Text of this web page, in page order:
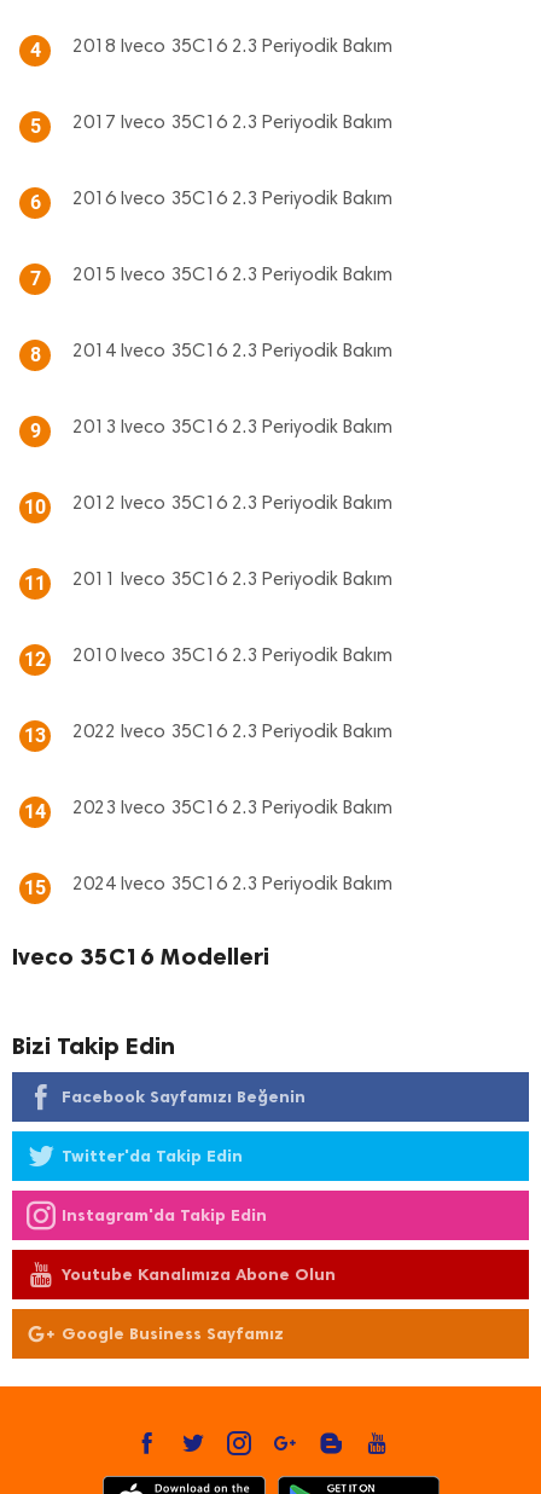
4 2018 Iveco 35C16 2.3 Periyodik Bakım
5 2017 Iveco 35C16 2.3 Periyodik Bakım
6 2016 Iveco 35C16 2.3 Periyodik Bakım
7 2015 Iveco 35C16 2.3 Periyodik Bakım
8 2014 Iveco 35C16 2.3 Periyodik Bakım
9 2013 Iveco 35C16 2.3 Periyodik Bakım
10 2012 Iveco 35C16 2.3 Periyodik Bakım
11 2011 Iveco 35C16 2.3 Periyodik Bakım
12 2010 Iveco 35C16 2.3 Periyodik Bakım
13 2022 Iveco 35C16 2.3 Periyodik Bakım
14 2023 Iveco 35C16 2.3 Periyodik Bakım
15 2024 Iveco 35C16 2.3 Periyodik Bakım
Iveco 35C16 Modelleri
Bizi Takip Edin
Facebook Sayfamızı Beğenin
Twitter'da Takip Edin
Instagram'da Takip Edin
Youtube Kanalımıza Abone Olun
Google Business Sayfamız